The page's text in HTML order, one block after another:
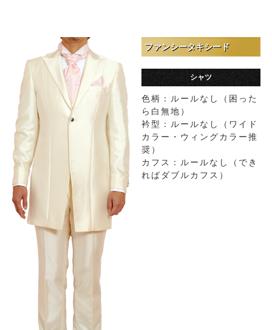
ファンシータキシード
シャツ
色柄：ルールなし（困った
ら白無地）
衿型：ルールなし（ワイド
カラー・ウィングカラー推
奨）
カフス：ルールなし（でき
ればダブルカフス）